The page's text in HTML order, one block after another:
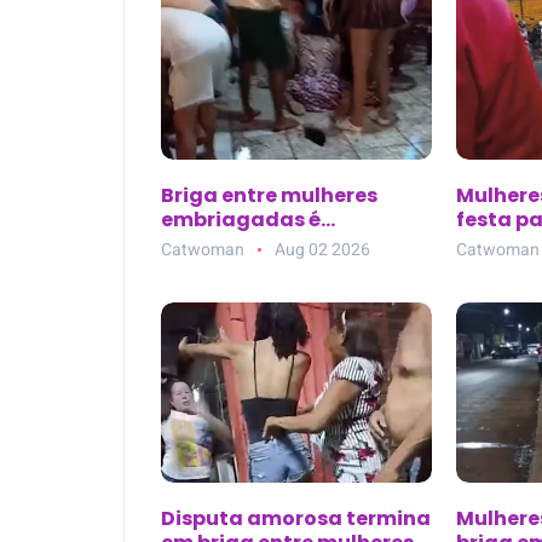
Briga entre mulheres
embriagadas é
registrada em bar de
Vargem Grande (MA)
Catwoman Aug 02 2026
festa
São
Catwoman
Disputa amorosa termina